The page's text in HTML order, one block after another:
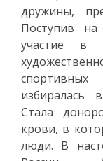
дружины,
Поступив
участие в
спортивных
избиралась
Стала
крови, в
люди. В